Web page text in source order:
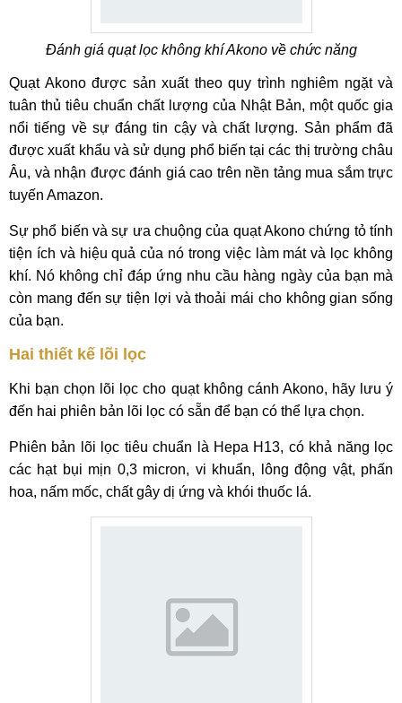
Đánh giá quạt lọc không khí Akono về chức năng
Quạt Akono được sản xuất theo quy trình nghiêm ngặt và
tuân thủ tiêu chuẩn chất lượng của Nhật Bản, một quốc gia
nổi tiếng về sự đáng tin cậy và chất lượng. Sản phẩm đã
được xuất khẩu và sử dụng phổ biến tại các thị trường châu
Âu, và nhận được đánh giá cao trên nền tảng mua sắm trực
tuyến Amazon.
Sự phổ biến và sự ưa chuộng của quạt Akono chứng tỏ tính
tiện ích và hiệu quả của nó trong việc làm mát và lọc không
khí. Nó không chỉ đáp ứng nhu cầu hàng ngày của bạn mà
còn mang đến sự tiện lợi và thoải mái cho không gian sống
của bạn.
Hai thiết kế lõi lọc
Khi bạn chọn lõi lọc cho quạt không cánh Akono, hãy lưu ý
đến hai phiên bản lõi lọc có sẵn để bạn có thể lựa chọn.
Phiên bản lõi lọc tiêu chuẩn là Hepa H13, có khả năng lọc
các hạt bụi mịn 0,3 micron, vi khuẩn, lông động vật, phấn
hoa, nấm mốc, chất gây dị ứng và khói thuốc lá.